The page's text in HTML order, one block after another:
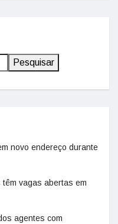
Pesquisar
novo endereço durante
vagas abertas em
agentes com